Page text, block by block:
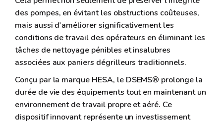
des pompes, en évitant les obstructions coûteuses,
mais aussi d'améliorer significativement les
conditions de travail des opérateurs en éliminant les
tâches de nettoyage pénibles et insalubres
associées aux paniers dégrilleurs traditionnels.
Conçu par la marque HESA, le DSEMS® prolonge la
durée de vie des équipements tout en maintenant un
environnement de travail propre et aéré. Ce
dispositif innovant représente un investissement